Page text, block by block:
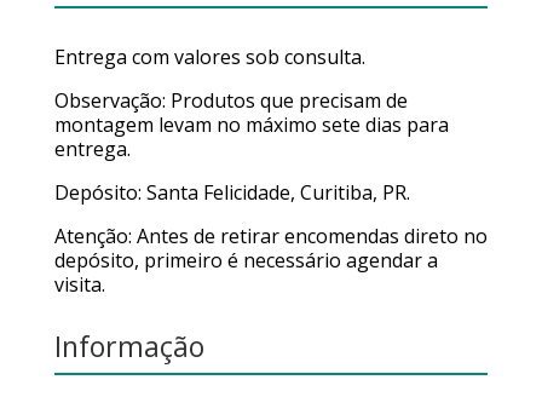
Entrega com valores sob consulta.
Observação: Produtos que precisam de
montagem levam no máximo sete dias para
entrega.
Depósito: Santa Felicidade, Curitiba, PR.
Atenção: Antes de retirar encomendas direto no
depósito, primeiro é necessário agendar a
visita.
Informação